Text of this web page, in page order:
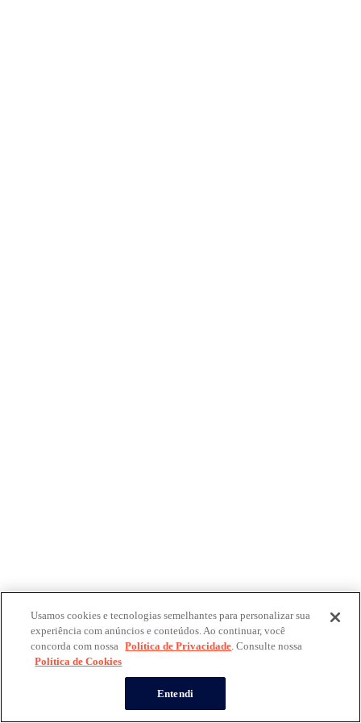
Usamos cookies e tecnologias semelhantes para personalizar sua
experiência com anúncios e conteúdos. Ao continuar, você
concorda com nossa Política de Privacidade. Consulte nossa
Política de Cookies
Entendi